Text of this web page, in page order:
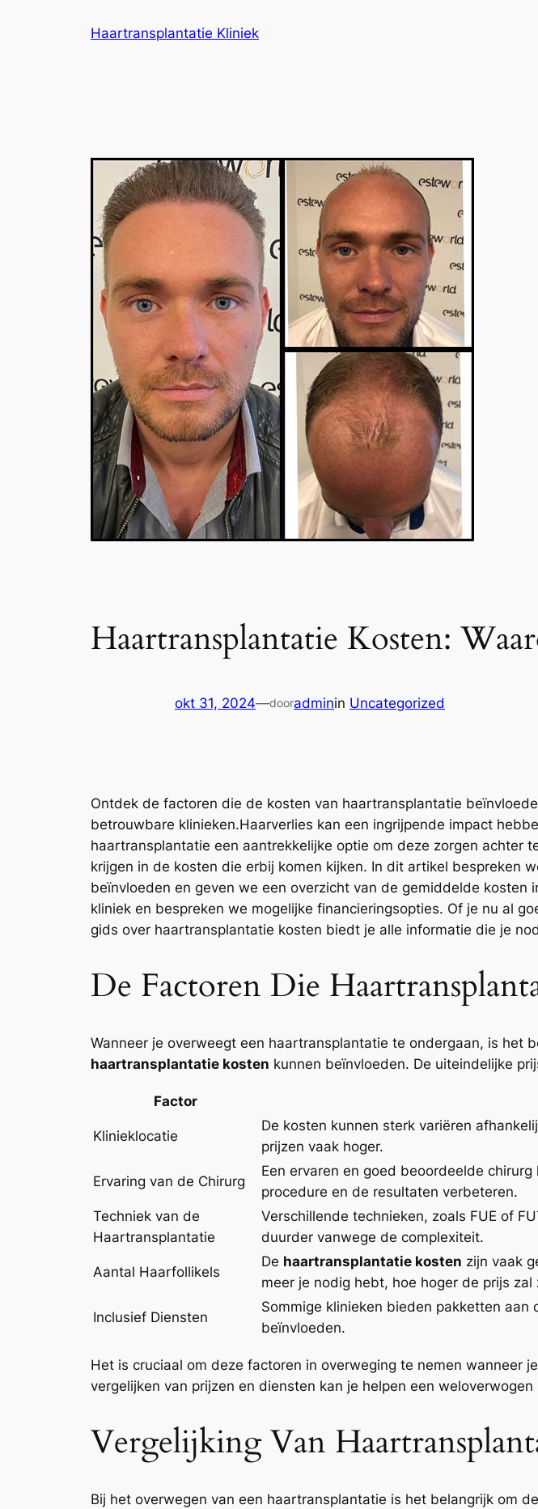
Haartransplantatie Kliniek
Haartransplantatie Kosten:
okt 31, 2024—dooradminin Uncategorized
Ontdek de factoren die de kosten van haartransplantatie
betrouwbare klinieken.Haarverlies kan een ingrijpende impact
haartransplantatie een aantrekkelijke optie om deze zorgen achter
krijgen in de kosten die erbij komen kijken. In dit artikel bespreken
beïnvloeden en geven we een overzicht van de gemiddelde
kliniek en bespreken we mogelijke financieringsopties. Of je nu al
gids over haartransplantatie kosten biedt je alle informatie die je
De Factoren Die
Wanneer je overweegt een haartransplantatie te ondergaan, is het
haartransplantatie kosten kunnen beïnvloeden. De uiteindelijke
Factor
Klinieklocatie
De kosten kunnen sterk variëren
prijzen vaak hoger.
Ervaring van de Chirurg
Een ervaren en goed beoordeelde
procedure en de resultaten verbeteren.
Techniek van de
Haartransplantatie
Verschillende technieken, zoals FUE of
duurder vanwege de complexiteit.
Aantal Haarfollikels
De haartransplantatie kosten zijn vaak
meer je nodig hebt, hoe hoger de prijs zal
Inclusief Diensten
Sommige klinieken bieden pakketten
beïnvloeden.
Het is cruciaal om deze factoren in overweging te nemen wanneer
vergelijken van prijzen en diensten kan je helpen een
Vergelijking Van
Bij het overwegen van een haartransplantatie is het belangrijk om de